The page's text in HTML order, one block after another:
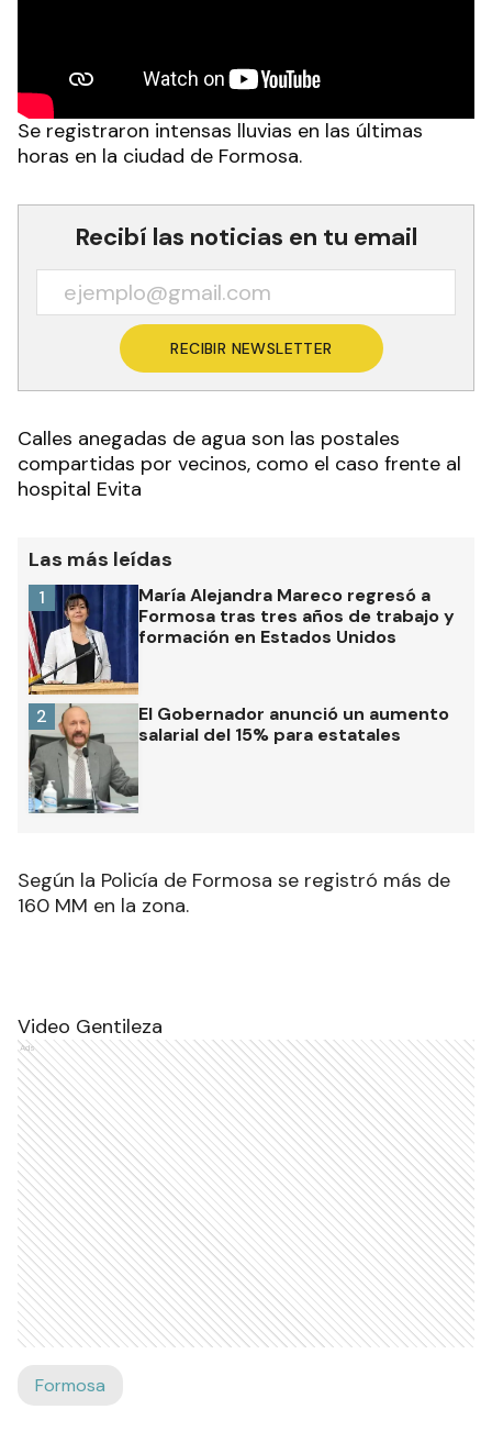
Se registraron intensas lluvias en las últimas
horas en la ciudad de Formosa.
Recibí las noticias en tu email
RECIBIR NEWSLETTER
Calles anegadas de agua son las postales
compartidas por vecinos, como el caso frente al
hospital Evita
Las más leídas
María Alejandra Mareco regresó a
Formosa tras tres años de trabajo y
formación en Estados Unidos
1
El Gobernador anunció un aumento
salarial del 15% para estatales
2
Según la Policía de Formosa se registró más de
160 MM en la zona.
Video Gentileza
Ads
Formosa